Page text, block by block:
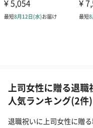
上司女性に贈る退
人気ランキング(2件)
退職祝いに上司女性に贈